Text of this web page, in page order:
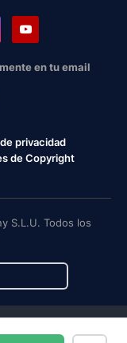
en tu email
privacidad
de Copyright
S.L.U. Todos los